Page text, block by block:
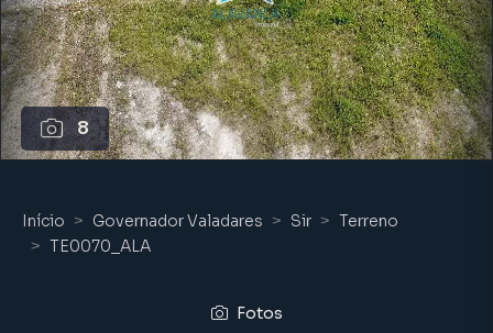
8
Início Governador Valadares Sir
Terreno
TE0070_ALA
Fotos